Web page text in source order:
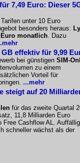
7,49 Euro: Dieser
unter 10 Euro
besonders heraus:
Euro monatlich. Dazu
effektiv für 9,99
bei günstigen SIM-
zu einem
Vorteil für
...mehr
steigt auf 20
für das zweite Quartal
11,8 Milliarden Euro
Free Cashflow AL.
schneller wächst als der